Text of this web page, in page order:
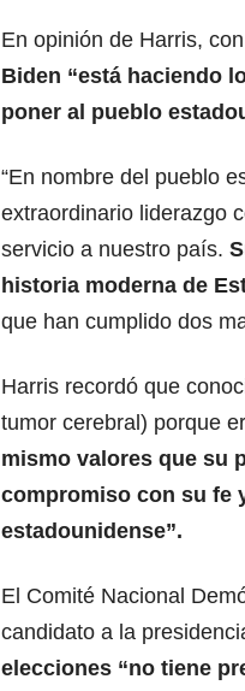
En opinión de Harris,
Biden “está haciendo
poner al pueblo
“En nombre del pueblo
extraordinario liderazgo
servicio a nuestro país.
historia moderna de
que han cumplido dos
Harris recordó que
tumor cerebral) porque
mismo valores que su
compromiso con su fe
estadounidense”.
El Comité Nacional
candidato a la
elecciones “no tiene